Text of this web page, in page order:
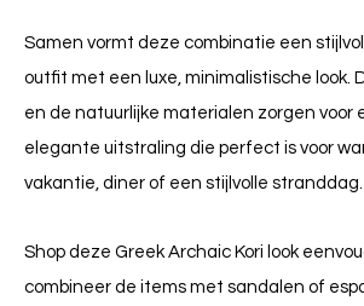
Samen vormt deze combinatie een
outfit met een luxe, minimalistische look.
en de natuurlijke materialen zorgen voor
elegante uitstraling die perfect is voor
vakantie, diner of een stijlvolle stranddag.
Shop deze Greek Archaic Kori look
combineer de items met sandalen of